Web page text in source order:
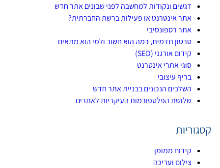
דגשים ונקודות למחשבה לפני שבונים אתר חדש
אתר אינטרנט או פעילות ברשת החברתית?​
אתר רספונסיבי
סרטון תדמית, כמה הוא חשוב ולמי הוא מתאים
קידום אורגני (SEO)
סוגי אתרי אינטרנט
בריף עיצובי
השלבים הנכונים בבניית אתר חדש
שלושת הפלטפורמות העיקריות לאתרים
קטגוריות
קידום ממומן
צילום ועריכה